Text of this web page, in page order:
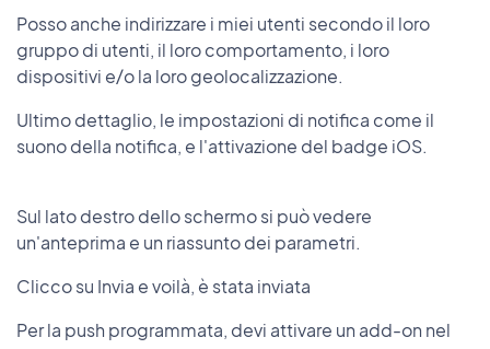
Posso anche indirizzare i miei utenti secondo il loro
gruppo di utenti, il loro comportamento, i loro
dispositivi e/o la loro geolocalizzazione.
Ultimo dettaglio, le impostazioni di notifica come il
suono della notifica, e l'attivazione del badge iOS.
Sul lato destro dello schermo si può vedere
un'anteprima e un riassunto dei parametri.
Clicco su Invia e voilà, è stata inviata
Per la push programmata, devi attivare un add-on nel